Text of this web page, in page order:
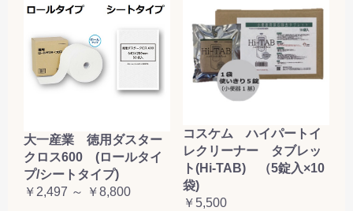
大一産業 徳用ダスター
クロス600 (ロールタイ
プ/シートタイプ)
￥2,497 ～ ￥8,800
コスケム ハイパートイ
レクリーナー タブレッ
ト(Hi-TAB) （5錠入×10
袋)
￥5,500